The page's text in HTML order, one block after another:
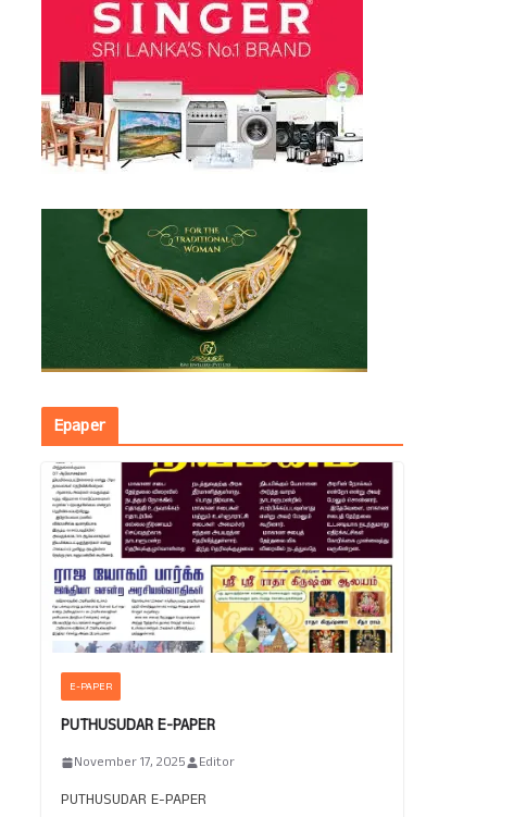
Epaper
E-PAPER
PUTHUSUDAR E-PAPER
November 17, 2025 Editor
PUTHUSUDAR E-PAPER